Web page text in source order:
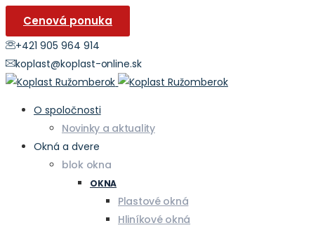
Cenová ponuka
+421 905 964 914
koplast@koplast-online.sk
O spoločnosti
Novinky a aktuality
Okná a dvere
blok okna
OKNA
Plastové okná
Hliníkové okná